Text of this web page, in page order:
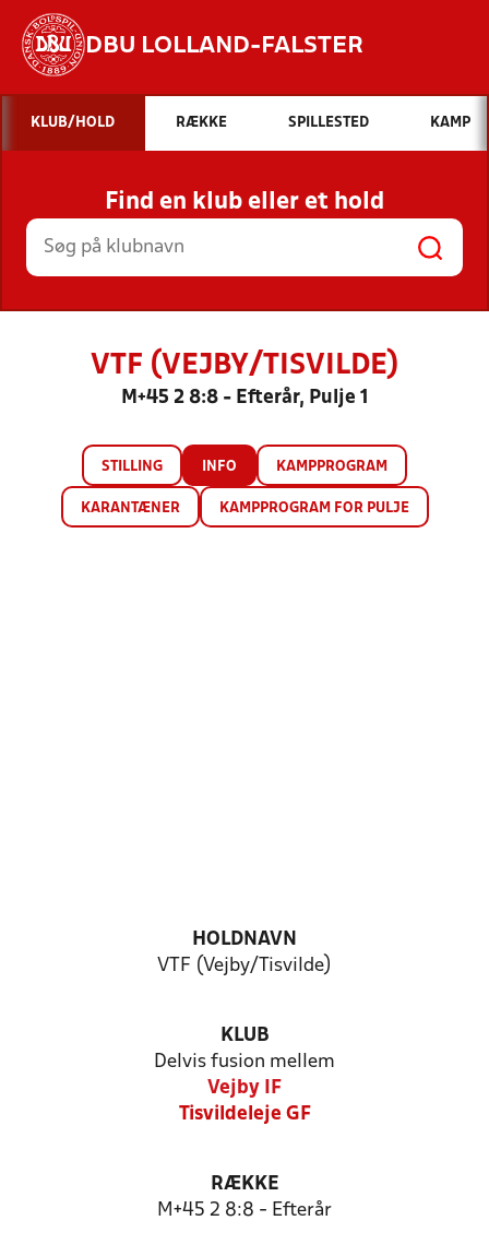
DBU LOLLAND-FALSTER
Hvad vil du søge efter?
INDHOLD OG NYHEDER
STILLINGER, RESULTATER, KLUBBER OG
HOLD
KLUB/HOLD RÆKKE SPILLESTED KAMP
Find en klub eller et hold
VTF (VEJBY/TISVILDE)
M+45 2 8:8 - Efterår, Pulje 1
STILLING INFO KAMPPROGRAM
KARANTÆNER KAMPPROGRAM FOR PULJE
HOLDNAVN
VTF (Vejby/Tisvilde)
KLUB
Delvis fusion mellem
Vejby IF
Tisvildeleje GF
RÆKKE
M+45 2 8:8 - Efterår